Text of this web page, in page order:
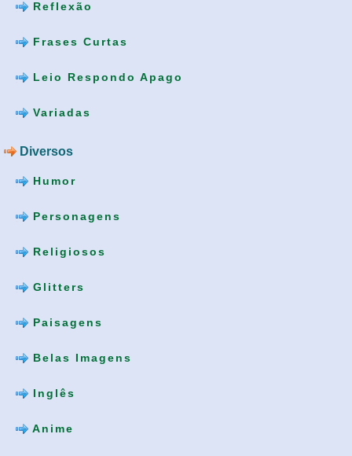
Reflexão
Frases Curtas
Leio Respondo Apago
Variadas
Diversos
Humor
Personagens
Religiosos
Glitters
Paisagens
Belas Imagens
Inglês
Anime